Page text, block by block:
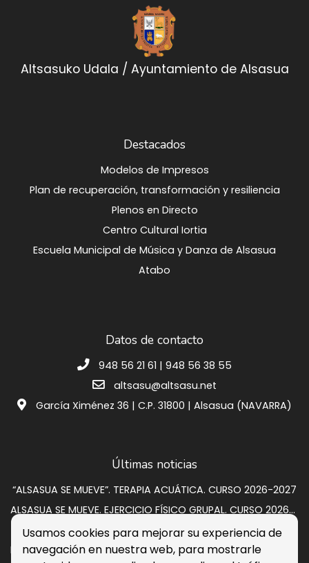
Altsasuko Udala / Ayuntamiento de Alsasua
Destacados
Modelos de Impresos
Plan de recuperación, transformación y resiliencia
Plenos en Directo
Centro Cultural Iortia
Escuela Municipal de Música y Danza de Alsasua
Atabo
Datos de contacto
948 56 21 61 | 948 56 38 55
altsasu@altsasu.net
García Ximénez 36 | C.P. 31800 | Alsasua (NAVARRA)
Últimas noticias
“ALSASUA SE MUEVE”. TERAPIA ACUÁTICA. CURSO 2026-2027
ALSASUA SE MUEVE. EJERCICIO FÍSICO GRUPAL. CURSO 2026-2027
SUBASTA VIVIENDA EN CALLE GRUPO SAN PEDRO A 2
Usamos cookies para mejorar su experiencia de
navegación en nuestra web, para mostrarle